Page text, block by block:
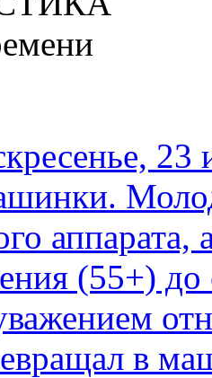
(55+) до
в